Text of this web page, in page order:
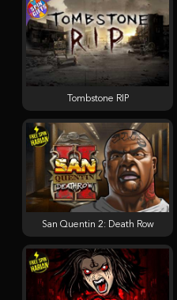
San Quentin 2: Death Row
Tombstone RIP